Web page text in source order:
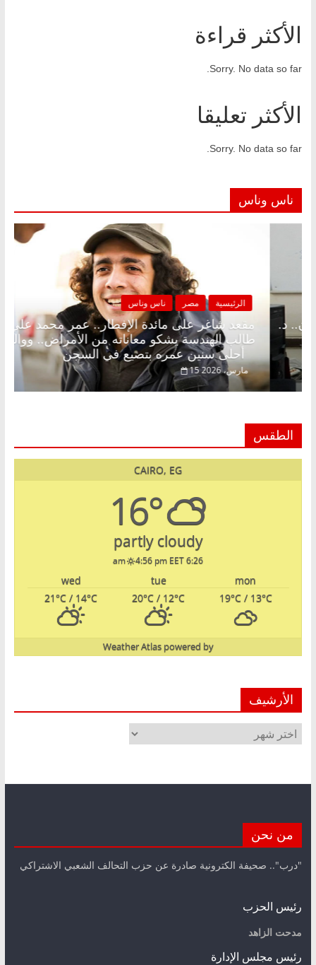
الأكثر قراءة
Sorry. No data so far.
الأكثر تعليقا
Sorry. No data so far.
ناس وناس
الرئيسية
مقعد شاغر
طالب الهندسة
أحلى سنين عمره بتضيع في السجن
15 مارس، 2026
ناس وناس
الإفطار وبلكونة بلا زينة رمضان.. د.
فاروق خبير اقتصادي في انتظار حلم
الطقس
CAIRO, EG
16°
partly cloudy
6:26 am
4:56 pm EET
mon
tue
wed
19°C/ 13°C
20°C / 12°C
21°C / 14°C
powered by
Weather Atlas
الأرشيف
الأرشيف
من نحن
"درب".. صحيفة الكترونية صادرة عن حزب التحالف الشعبي الاشتراكي
رئيس الحزب
مدحت الزاهد
رئيس مجلس الإدارة